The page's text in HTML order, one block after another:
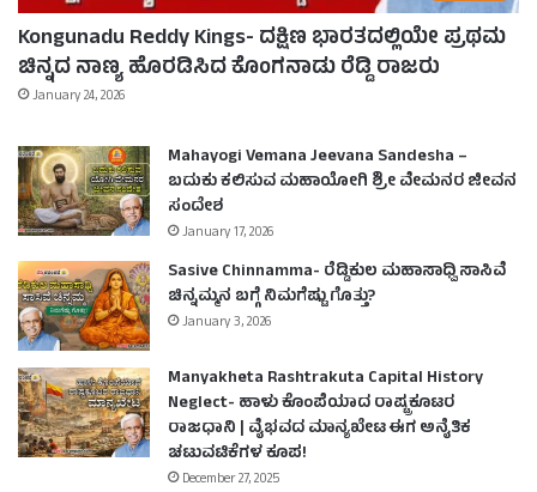
Kongunadu Reddy Kings- ದಕ್ಷಿಣ ಭಾರತದಲ್ಲಿಯೇ ಪ್ರಥಮ
ಚಿನ್ನದ ನಾಣ್ಯ ಹೊರಡಿಸಿದ ಕೊಂಗನಾಡು ರೆಡ್ಡಿ ರಾಜರು
January 24, 2026
Mahayogi Vemana Jeevana Sandesha –
ಬದುಕು ಕಲಿಸುವ ಮಹಾಯೋಗಿ ಶ್ರೀ ವೇಮನರ ಜೀವನ
ಸಂದೇಶ
January 17, 2026
Sasive Chinnamma- ರೆಡ್ಡಿಕುಲ ಮಹಾಸಾಧ್ವಿ ಸಾಸಿವೆ
ಚಿನ್ನಮ್ಮನ ಬಗ್ಗೆ ನಿಮಗೆಷ್ಟು ಗೊತ್ತು?
January 3, 2026
Manyakheta Rashtrakuta Capital History
Neglect- ಹಾಳು ಕೊಂಪೆಯಾದ ರಾಷ್ಟ್ರಕೂಟರ
ರಾಜಧಾನಿ | ವೈಭವದ ಮಾನ್ಯಖೇಟ ಈಗ ಅನೈತಿಕ
ಚಟುವಟಿಕೆಗಳ ಕೂಪ!
December 27, 2025